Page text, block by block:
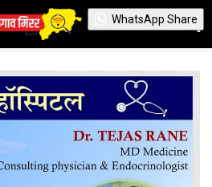
WhatsApp Share